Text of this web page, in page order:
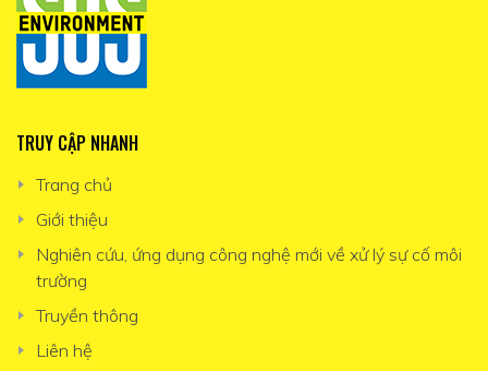
TRUY CẬP NHANH
Trang chủ
Giới thiệu
Nghiên cứu, ứng dụng công nghệ mới về xử lý sự cố môi
trường
Truyền thông
Liên hệ